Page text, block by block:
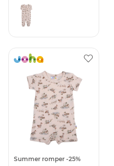
Summer romper -25%